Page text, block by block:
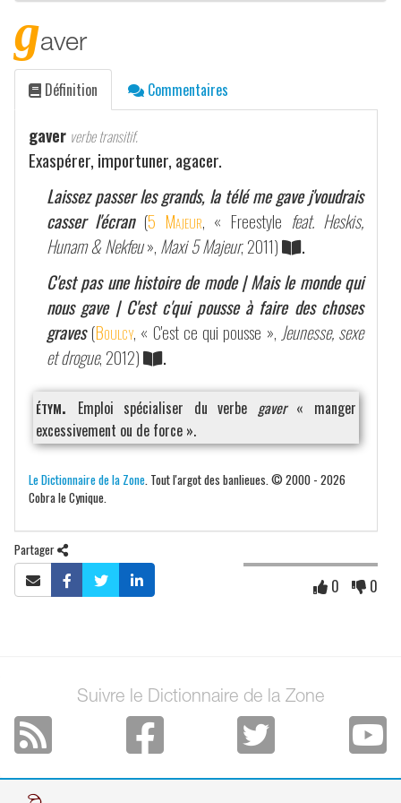
gaver
Définition Commentaires
gaver verbe transitif.
Exaspérer, importuner, agacer.
Laissez passer les grands, la télé me gave j'voudrais
casser l'écran (5 Majeur, « Freestyle feat. Heskis,
Hunam & Nekfeu», Maxi 5 Majeur, 2011)
.
C'est pas une histoire de mode | Mais le monde qui
nous gave | C'est c'qui pousse à faire des choses
graves (Boulcy, « C'est ce qui pousse », Jeunesse, sexe
et drogue, 2012)
.
étym.
Emploi spécialiser du verbe gaver« manger
excessivement ou de force ».
Le Dictionnaire de la Zone . Tout l'argot des banlieues. © 2000 - 2026
Cobra le Cynique.
Partager
0 0
Suivre le Dictionnaire de la Zone